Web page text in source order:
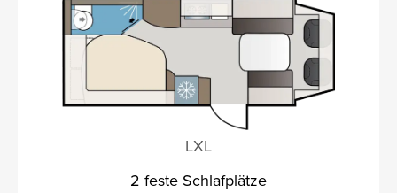
LXL
2 feste Schlafplätze